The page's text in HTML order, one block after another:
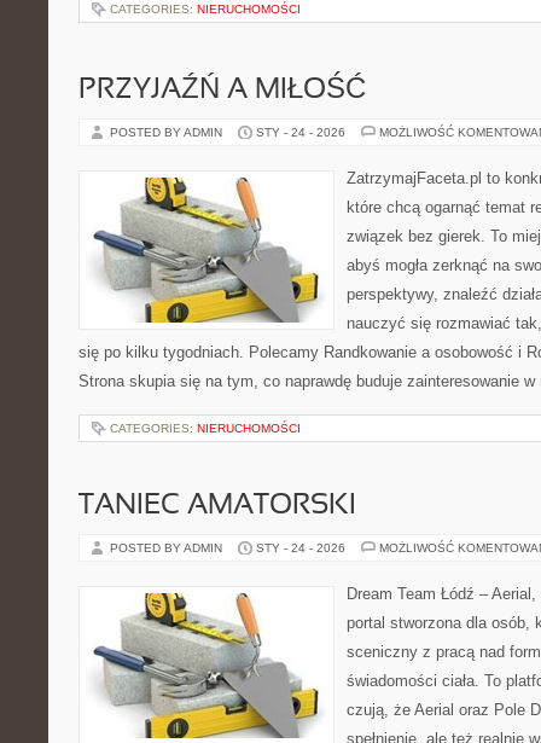
CATEGORIES: NIERUCHOMOŚCI
PRZYJAŹŃ A MIŁOŚĆ
POSTED BY ADMIN STY - 24 - 2026 MOŻLIWOŚĆ
ZatrzymajFaceta.pl to
które chcą ogarnąć temat
związek bez gierek. To
abyś mogła zerknąć na
perspektywy, znaleźć
nauczyć się rozmawiać
się po kilku tygodniach. Polecamy Randkowanie a osobowość i
Strona skupia się na tym, co naprawdę buduje zainteresowanie
CATEGORIES: NIERUCHOMOŚCI
TANIEC AMATORSKI
POSTED BY ADMIN STY - 24 - 2026 MOŻLIWOŚĆ
Dream Team Łódź –
portal stworzona dla osób,
sceniczny z pracą nad
świadomości ciała. To
czują, że Aerial oraz Pole
spełnienie, ale też realnie